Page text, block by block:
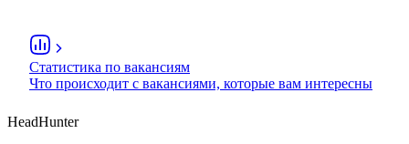
Статистика по вакансиям
Что происходит с вакансиями, которые вам интересны
HeadHunter